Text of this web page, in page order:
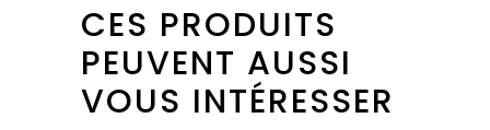
CES PRODUITS
PEUVENT AUSSI
VOUS INTÉRESSER